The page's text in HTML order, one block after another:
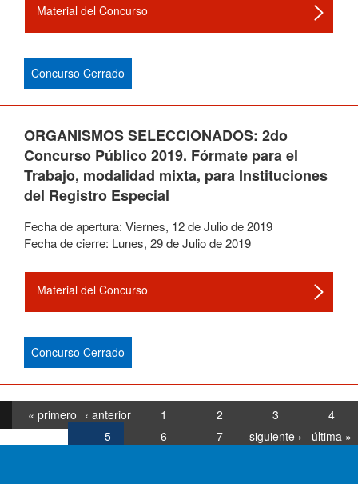
Material del Concurso
Concurso Cerrado
ORGANISMOS SELECCIONADOS: 2do
Concurso Público 2019. Fórmate para el
Trabajo, modalidad mixta, para Instituciones
del Registro Especial
Fecha de apertura: Viernes, 12deJuliode2019
Fecha de cierre: Lunes, 29deJuliode2019
Material del Concurso
Concurso Cerrado
« primero ‹ anterior 1 2 3
4
5
6 7 siguiente › última »